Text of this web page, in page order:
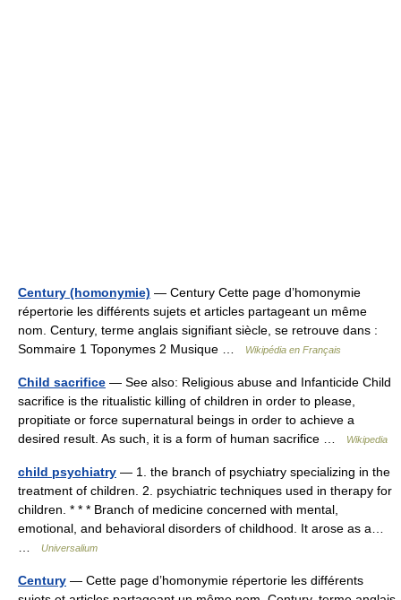
Century (homonymie) — Century Cette page d’homonymie
répertorie les différents sujets et articles partageant un même
nom. Century, terme anglais signifiant siècle, se retrouve dans :
Sommaire 1 Toponymes 2 Musique …
Wikipédia en Français
Child sacrifice — See also: Religious abuse and Infanticide Child
sacrifice is the ritualistic killing of children in order to please,
propitiate or force supernatural beings in order to achieve a
desired result. As such, it is a form of human sacrifice …
Wikipedia
child psychiatry — 1. the branch of psychiatry specializing in the
treatment of children. 2. psychiatric techniques used in therapy for
children. * * * Branch of medicine concerned with mental,
emotional, and behavioral disorders of childhood. It arose as a…
Universalium
Century — Cette page d’homonymie répertorie les différents